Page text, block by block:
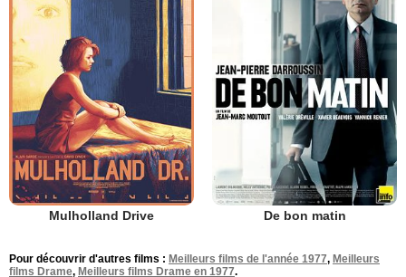
Mulholland Drive De bon matin
Pour découvrir d'autres films : Meilleurs films de l'année 1977, Meilleurs
films Drame, Meilleurs films Drame en 1977.